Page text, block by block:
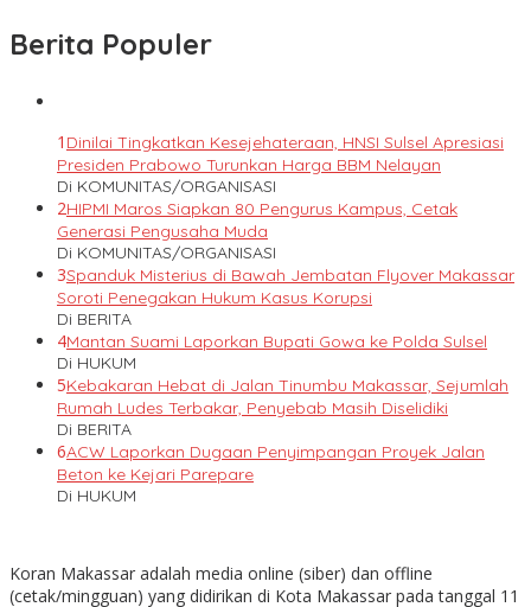
Berita Populer
1 Dinilai Tingkatkan Kesejehateraan, HNSI Sulsel Apresiasi
Presiden Prabowo Turunkan Harga BBM Nelayan
Di KOMUNITAS/ORGANISASI
2HIPMI Maros Siapkan 80 Pengurus Kampus, Cetak
Generasi Pengusaha Muda
Di KOMUNITAS/ORGANISASI
3Spanduk Misterius di Bawah Jembatan Flyover Makassar
Soroti Penegakan Hukum Kasus Korupsi
Di BERITA
4Mantan Suami Laporkan Bupati Gowa ke Polda Sulsel
Di HUKUM
5Kebakaran Hebat di Jalan Tinumbu Makassar, Sejumlah
Rumah Ludes Terbakar, Penyebab Masih Diselidiki
Di BERITA
6ACW Laporkan Dugaan Penyimpangan Proyek Jalan
Beton ke Kejari Parepare
Di HUKUM
Koran Makassar adalah media online (siber) dan offline
(cetak/mingguan) yang didirikan di Kota Makassar pada tanggal 11